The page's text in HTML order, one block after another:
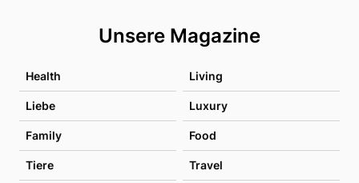
Unsere Magazine
Health Living
Liebe Luxury
Family Food
Tiere Travel